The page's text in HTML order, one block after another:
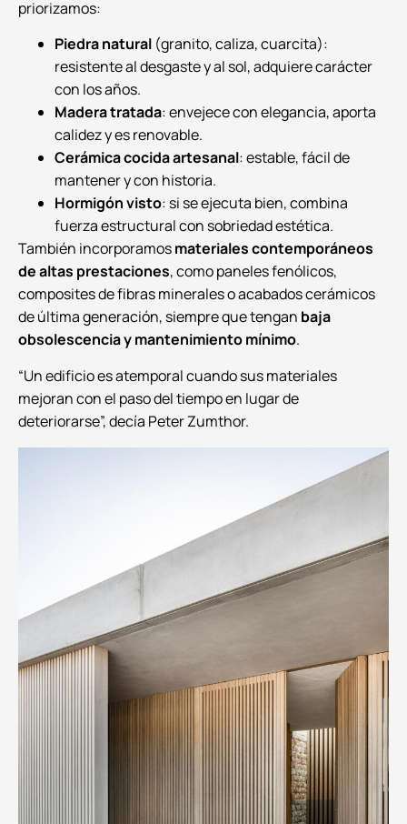
priorizamos:
Piedra natural (granito, caliza, cuarcita):
resistente al desgaste y al sol, adquiere carácter
con los años.
Madera tratada: envejece con elegancia, aporta
calidez y es renovable.
Cerámica cocida artesanal: estable, fácil de
mantener y con historia.
Hormigón visto: si se ejecuta bien, combina
fuerza estructural con sobriedad estética.
También incorporamosmateriales contemporáneos
de altas prestaciones, como paneles fenólicos,
composites de fibras minerales o acabados cerámicos
de última generación, siempre que tengan baja
obsolescencia y mantenimiento mínimo.
“Un edificio es atemporal cuando sus materiales
mejoran con el paso del tiempo en lugar de
deteriorarse”, decía Peter Zumthor.